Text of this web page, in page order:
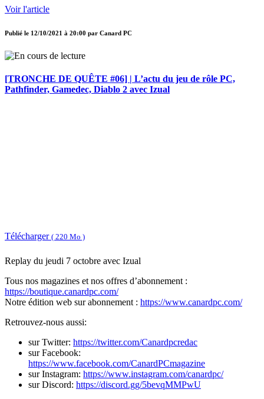
Voir l'article
Publié le 12/10/2021 à 20:00 par Canard PC
[TRONCHE DE QUÊTE #06] | L’actu du jeu de rôle PC,
Pathfinder, Gamedec, Diablo 2 avec Izual
Télécharger ( 220 Mo )
Replay du jeudi 7 octobre avec Izual
Tous nos magazines et nos offres d’abonnement :
https://boutique.canardpc.com/
Notre édition web sur abonnement : https://www.canardpc.com/
Retrouvez-nous aussi:
sur Twitter: https://twitter.com/Canardpcredac
sur Facebook:
https://www.facebook.com/CanardPCmagazine
sur Instagram: https://www.instagram.com/canardpc/
sur Discord: https://discord.gg/5bevqMMPwU